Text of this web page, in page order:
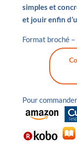
simples et
et jouir enfin
Format broché
Pour